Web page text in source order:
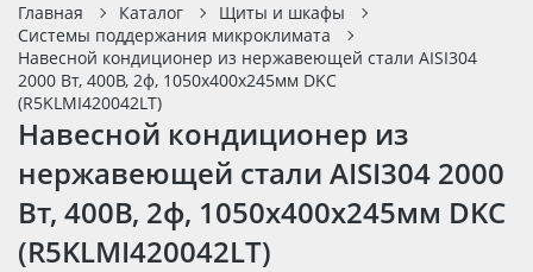
Главная Каталог
Щиты и шкафы
Системы поддержания микроклимата
Навесной кондиционер из нержавеющей стали AISI304
2000 Вт, 400В, 2ф, 1050х400х245мм DKC
(R5KLMI420042LT)
Навесной кондиционер из
нержавеющей стали AISI304 2000
Вт, 400В, 2ф, 1050х400х245мм DKC
(R5KLMI420042LT)